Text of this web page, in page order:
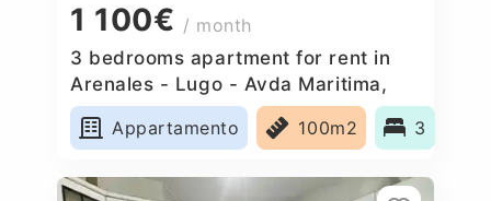
1 100€ / month
3 bedrooms apartment for rent in
Arenales - Lugo - Avda Maritima,
Spain
Appartamento
100m2 3